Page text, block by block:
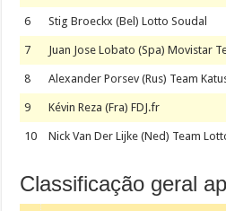
6 Stig Broeckx (Bel) Lotto Soudal
7 Juan Jose Lobato (Spa) Movistar
8 Alexander Porsev (Rus) Team
9 Kévin Reza (Fra) FDJ.fr
10 Nick Van Der Lijke (Ned) Team
Classificação geral